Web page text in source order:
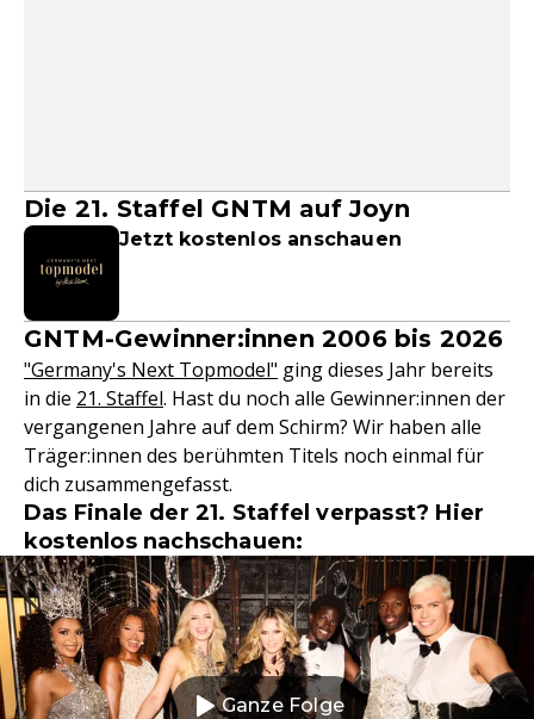
Die 21. Staffel GNTM auf Joyn
Jetzt kostenlos anschauen
GNTM-Gewinner:innen 2006 bis 2026
"Germany's Next Topmodel" ging dieses Jahr bereits
in die 21. Staffel. Hast du noch alle Gewinner:innen der
vergangenen Jahre auf dem Schirm? Wir haben alle
Träger:innen des berühmten Titels noch einmal für
dich zusammengefasst.
Das Finale der 21. Staffel verpasst? Hier
kostenlos nachschauen:
Ganze Folge